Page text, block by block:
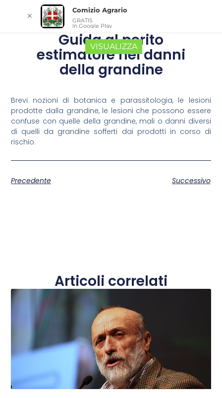
Guida al perito
estimatore nei danni
della grandine
Brevi nozioni di botanica e parassitologia, le lesioni
prodotte dalla grandine, le lesioni che possono essere
confuse con quelle della grandine, mali o danni diversi
di quelli da grandine sofferti dai prodotti in corso di
rischio.
Precedente Successivo
Articoli correlati
✕
Comizio Agrario
GRATIS
In Google Play
VISUALIZZA